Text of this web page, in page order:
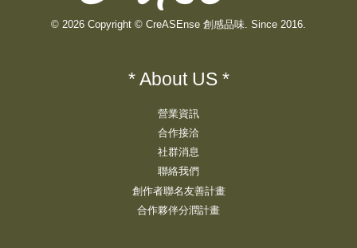
© 2026 Copyright © CreASEnse 創感品味. Since 2016.
* About US *
營業資訊
合作接洽
社群消息
聯絡我們
創作者聯名友善計畫
合作夥伴分潤計畫